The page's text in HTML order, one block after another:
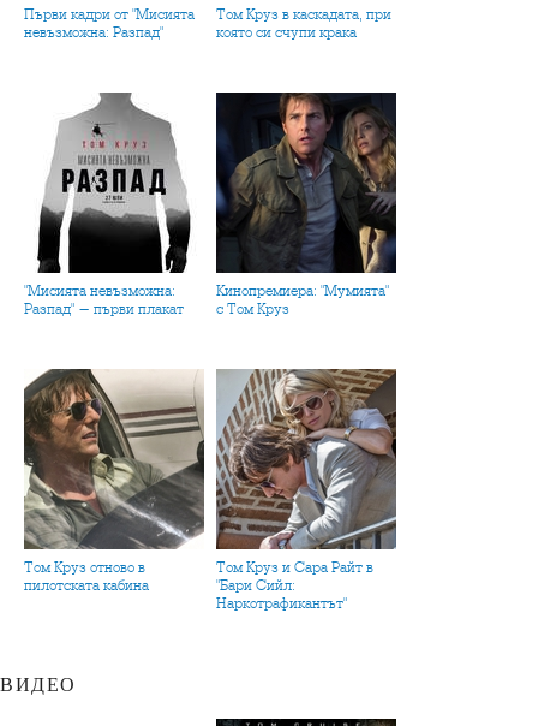
Първи кадри от "Мисията
невъзможна: Разпад"
Том Круз в каскадата, при
която си счупи крака
"Мисията невъзможна:
Разпад" - първи плакат
Кинопремиера: "Мумията"
с Том Круз
Том Круз отново в
пилотската кабина
Том Круз и Сара Райт в
"Бари Сийл:
Наркотрафикантът"
ВИДЕО